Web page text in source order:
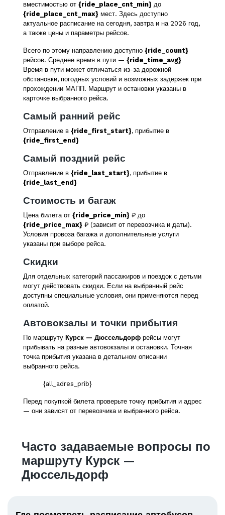
вместимостью от {ride_place_cnt_min} до
{ride_place_cnt_max} мест. Здесь доступно
актуальное расписание на сегодня, завтра и на 2026 год,
а также цены и параметры рейсов.
Всего по этому направлению доступно {ride_count}
рейсов. Среднее время в пути — {ride_time_avg}
Время в пути может отличаться из-за дорожной
обстановки, погодных условий и возможных задержек при
прохождении МАПП. Маршрут и остановки указаны в
карточке выбранного рейса.
Самый ранний рейс
Отправление в {ride_first_start}, прибытие в
{ride_first_end}
Самый поздний рейс
Отправление в {ride_last_start}, прибытие в
{ride_last_end}
Стоимость и багаж
Цена билета от {ride_price_min} ₽ до
{ride_price_max} ₽ (зависит от перевозчика и даты).
Условия провоза багажа и дополнительные услуги
указаны при выборе рейса.
Скидки
Для отдельных категорий пассажиров и поездок с детьми
могут действовать скидки. Если на выбранный рейс
доступны специальные условия, они применяются перед
оплатой.
Автовокзалы и точки прибытия
По маршруту Курск — Дюссельдорф рейсы могут
прибывать на разные автовокзалы и остановки. Точная
точка прибытия указана в детальном описании
выбранного рейса.
{all_adres_prib}
Перед покупкой билета проверьте точку прибытия и адрес
— они зависят от перевозчика и выбранного рейса.
Часто задаваемые вопросы по
маршруту Курск —
Дюссельдорф